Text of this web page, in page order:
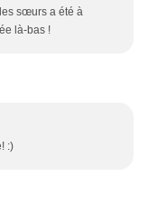
sœurs a été à
là-bas !
:)